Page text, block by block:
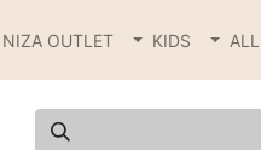
KIDS
NIZA OUTLET